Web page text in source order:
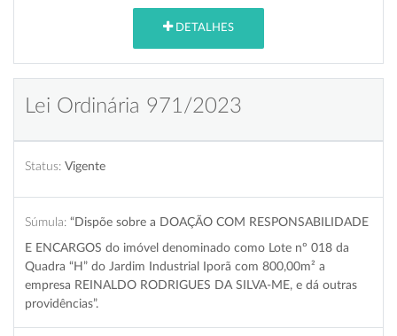
DETALHES
Lei Ordinária 971/2023
Status: Vigente
Súmula: “Dispõe sobre a DOAÇÃO COM RESPONSABILIDADE
E ENCARGOS do imóvel denominado como Lote nº 018 da
Quadra “H” do Jardim Industrial Iporã com 800,00m² a
empresa REINALDO RODRIGUES DA SILVA-ME, e dá outras
providências”.